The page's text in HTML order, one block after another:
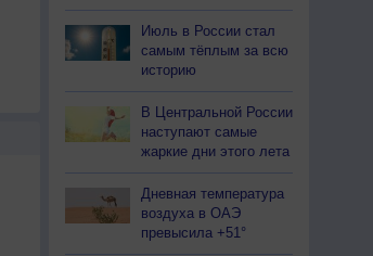
Июль в России стал
самым тёплым за всю
историю
В Центральной России
наступают самые
жаркие дни этого лета
Дневная температура
воздуха в ОАЭ
превысила +51°